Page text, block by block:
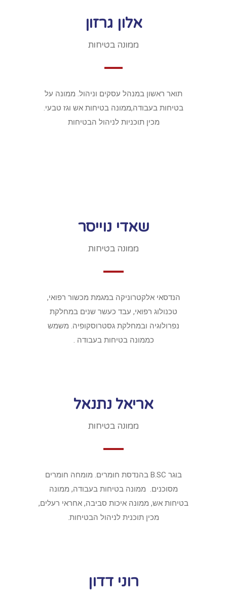
אלון גרזון
ממונה בטיחות
תואר ראשון במנהל עסקים וניהול. ממונה על
בטיחות בעבודה,ממונה בטיחות אש וגז טבעי.
מכין תוכניות לניהול הבטיחות
שאדי נוייסר
ממונה בטיחות
הנדסאי אלקטרוניקה במגמת מכשור רפואי,
טכנולוג רפואי, עבד כעשר שנים במחלקת
נפרולוגיה ובמחלקת גסטרוסקופיה. משמש
כממונה בטיחות בעבודה .
אריאל נתנאל
ממונה בטיחות
בוגר B.SC בהנדסת חומרים. מומחה חומרים
מסוכנים. ממונה בטיחות בעבודה, ממונה
בטיחות אש, ממונה איכות סביבה, אחראי רעלים,
מכין תוכנית לניהול הבטיחות.
רוני דדון